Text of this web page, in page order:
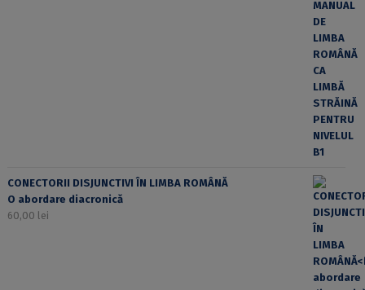
CONECTORII DISJUNCTIVI ÎN LIMBA ROMÂNĂ
O abordare diacronică
60,00 lei